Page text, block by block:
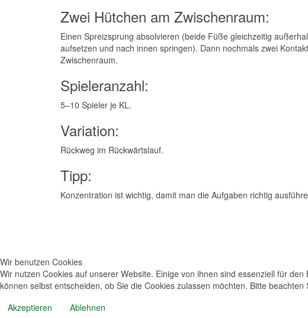
Zwei Hütchen am Zwischenraum:
Einen Spreizsprung absolvieren (beide Füße gleichzeitig
aufsetzen und nach innen springen). Dann nochmals zwei
Zwischenraum.
Spieleranzahl:
5–10 Spieler je KL.
Variation:
Rückweg im Rückwärtslauf.
Tipp:
Konzentration ist wichtig, damit man die Aufgaben richtig
Wir benutzen Cookies
Wir nutzen Cookies auf unserer Website. Einige von ihnen sind essenziell für
können selbst entscheiden, ob Sie die Cookies zulassen möchten. Bitte
Akzeptieren
Ablehnen